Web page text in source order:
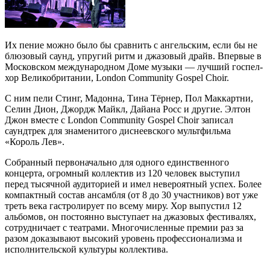
Их пение можно было бы сравнить с ангельским, если бы не
блюзовый саунд, упругий ритм и джазовый драйв. Впервые в
Московском международном Доме музыки — лучший госпел-
хор Великобритании, London Community Gospel Choir.
С ним пели Стинг, Мадонна, Тина Тёрнер, Пол Маккартни,
Селин Дион, Джордж Майкл, Дайана Росс и другие. Элтон
Джон вместе с London Community Gospel Choir записал
саундтрек для знаменитого диснеевского мультфильма
«Король Лев».
Собранный первоначально для одного единственного
концерта, огромный коллектив из 120 человек выступил
перед тысячной аудиторией и имел невероятный успех. Более
компактный состав ансамбля (от 8 до 30 участников) вот уже
треть века гастролирует по всему миру. Хор выпустил 12
альбомов, он постоянно выступает на джазовых фестивалях,
сотрудничает с театрами. Многочисленные премии раз за
разом доказывают высокий уровень профессионализма и
исполнительской культуры коллектива.